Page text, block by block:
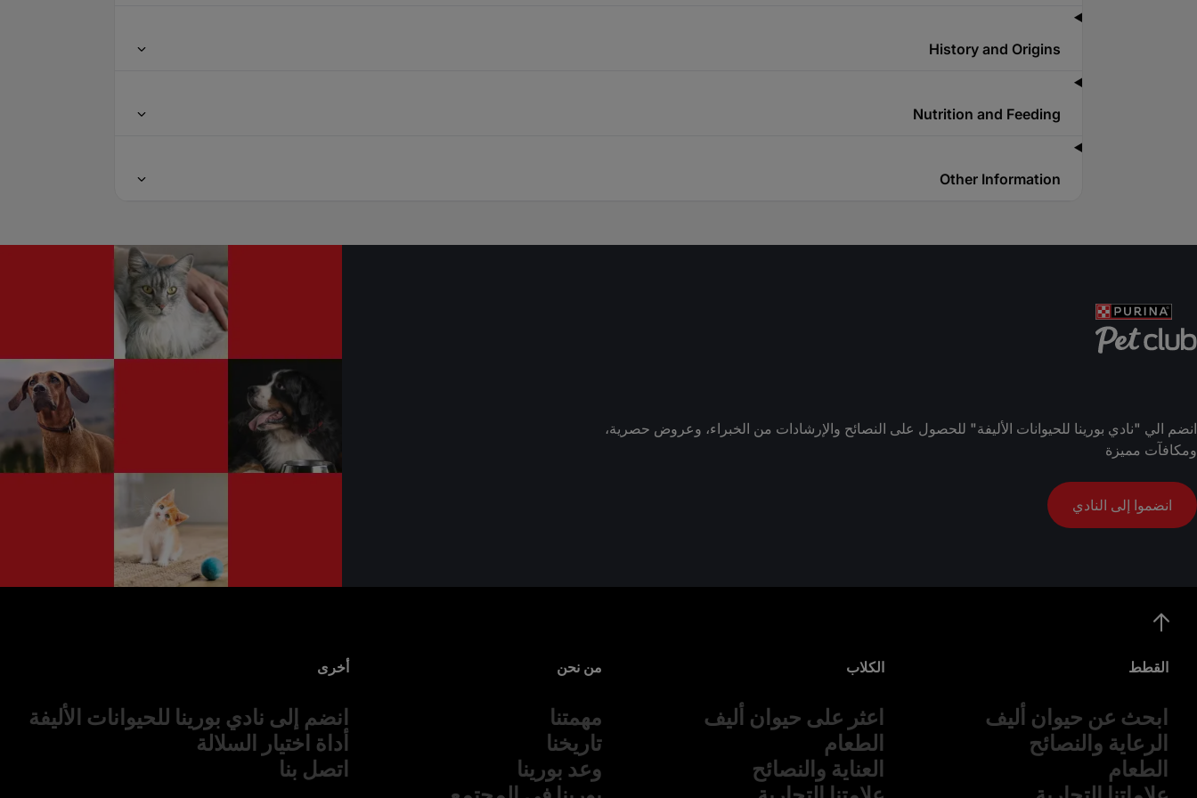
History and Origins
Nutrition and Feeding
Other Information
انضم الي "نادي بورينا للحيوانات الأليفة" للحصول على النصائح والإرشادات من الخبراء، وعروض حصرية،
ومكافآت مميزة
انضموا إلى النادي
القطط
ابحث عن حيوان أليف
الرعاية والنصائح
الطعام
الكلاب
اعثر على حيوان أليف
الطعام
العناية والنصائح
من نحن
مهمتنا
تاريخنا
وعد بورينا
أخرى
انضم إلى نادي بورينا للحيوانات الأليفة
أداة اختيار السلالة
اتصل بنا